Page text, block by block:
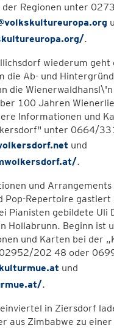
der Regionen unter
.
wiederum geht
die Ab- und
die
100 Jahren
Informationen und
unter 0664/
und
.
und Arrangements
Pop-Repertoire gastiert
Pianisten gebildete Uli
Hollabrunn. Beginn ist
und Karten bei der
202 48 oder
und
.
in Ziersdorf
aus Zimbabwe zu einer